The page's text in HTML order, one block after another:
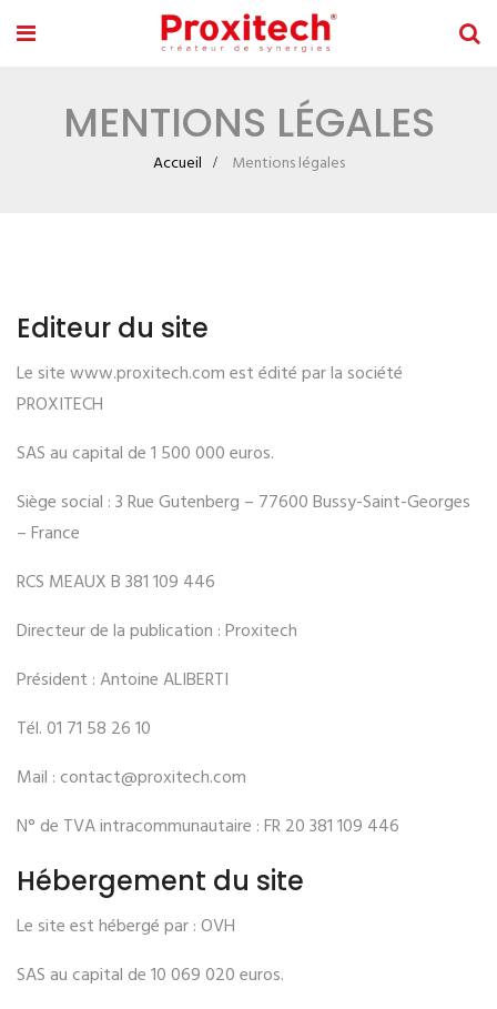
MENTIONS LÉGALES
Accueil Mentions légales
Editeur du site
Le site www.proxitech.com est édité par la société
PROXITECH
SAS au capital de 1 500 000 euros.
Siège social : 3 Rue Gutenberg – 77600 Bussy-Saint-Georges
– France
RCS MEAUX B 381 109 446
Directeur de la publication : Proxitech
Président : Antoine ALIBERTI
Tél. 01 71 58 26 10
Mail : contact@proxitech.com
N° de TVA intracommunautaire : FR 20 381 109 446
Hébergement du site
Le site est hébergé par : OVH
SAS au capital de 10 069 020 euros.